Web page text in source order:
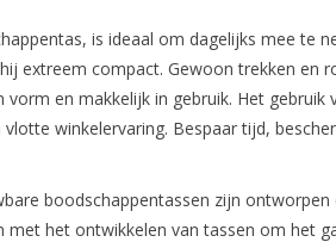
is ideaal om dagelijks mee te
extreem compact. Gewoon trekken en
en makkelijk in gebruik. Het gebruik
winkelervaring. Bespaar tijd,
boodschappentassen zijn ontworpen
met het ontwikkelen van tassen om het